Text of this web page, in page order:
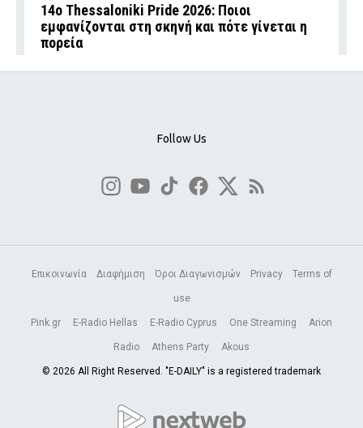
14ο Thessaloniki Pride 2026: Ποιοι
εμφανίζονται στη σκηνή και πότε γίνεται η
πορεία
Follow Us
Επικοινωνία Διαφήμιση Όροι Διαγωνισμών Privacy Terms of
use
Pink.gr E-Radio Hellas E-Radio Cyprus One Streaming Arion
Radio Athens Party Akous
© 2026 All Right Reserved. "E-DAILY" is a registered trademark